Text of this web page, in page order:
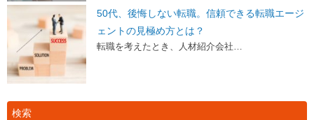
50代、後悔しない転職。信頼できる転職エージ
ェントの見極め方とは？
転職を考えたとき、人材紹介会社…
検索